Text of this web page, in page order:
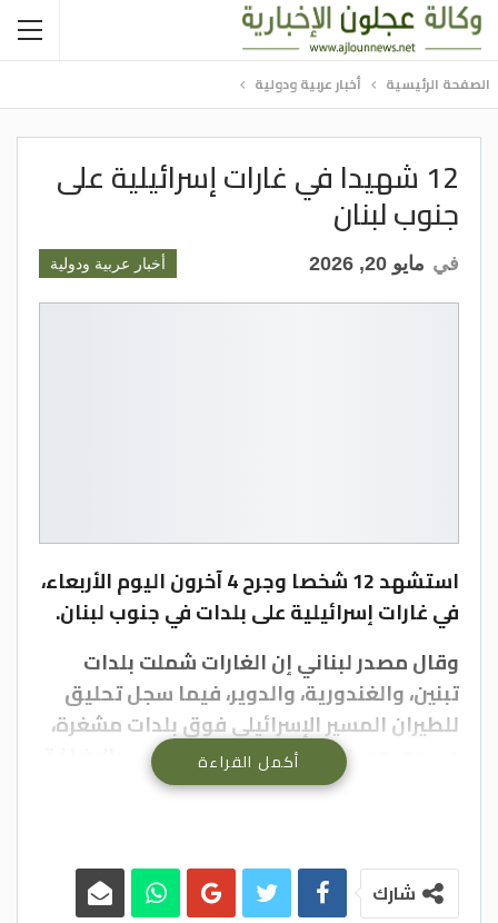
الصفحة الرئيسية أخبار عربية ودولية
12 شهيدا في غارات إسرائيلية على
جنوب لبنان
أخبار عربية ودولية في مايو 20, 2026
استشهد 12 شخصا وجرح 4 آخرون اليوم الأربعاء،
في غارات إسرائيلية على بلدات في جنوب لبنان.
وقال مصدر لبناني إن الغارات شملت بلدات
تبنين، والغندورية، والدوير، فيما سجل تحليق
للطيران المسير الإسرائيلي فوق بلدات مشغرة،
وسحمر وعين التينة في البقاع الغربي، بالإضافة
إلى قصف مدفعي على بلدات في قضاءي
بيروت – بترا
أكمل القراءة
شارك